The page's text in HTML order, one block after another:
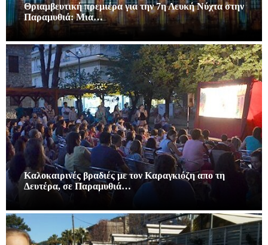
Θριαμβευτική πρεμιέρα για την 7η Λευκή Νύχτα στην
Παραμυθιά: Μια…
Καλοκαιρινές βραδιές με τον Καραγκιόζη απο τη
Δευτέρα, σε Παραμυθιά…